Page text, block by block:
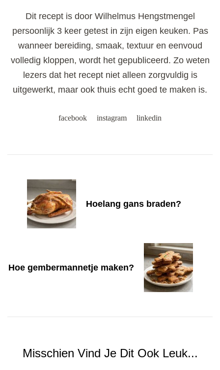
Dit recept is door Wilhelmus Hengstmengel
persoonlijk 3 keer getest in zijn eigen keuken. Pas
wanneer bereiding, smaak, textuur en eenvoud
volledig kloppen, wordt het gepubliceerd. Zo weten
lezers dat het recept niet alleen zorgvuldig is
uitgewerkt, maar ook thuis echt goed te maken is.
facebook instagram linkedin
Navigation
Hoelang gans braden?
Hoe gembermannetje maken?
Misschien Vind Je Dit Ook Leuk...